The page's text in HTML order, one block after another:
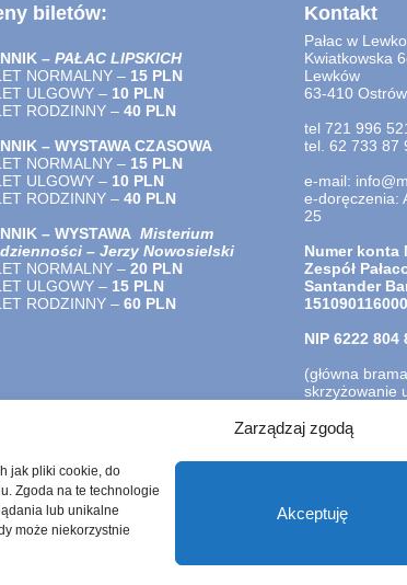
Zarządzaj zgodą
jak pliki cookie, do
Zgoda na te technologie
lub unikalne
może niekorzystnie
Akceptuję
biletów:
– PAŁAC LIPSKICH
NORMALNY – 15 PLN
ULGOWY – 10 PLN
RODZINNY – 40PLN
– WYSTAWA CZASOWA
NORMALNY –15 PLN
ULGOWY –10 PLN
RODZINNY –40PLN
– WYSTAWA Misterium
– Jerzy Nowosielski
NORMALNY – 20 PLN
ULGOWY – 15 PLN
RODZINNY – 60 PLN
Kontakt
Pałac w
Kwiatkowska
Lewków
63-410 Ostrów
tel 721 996
tel. 62 733 87
e-mail:
e-doręczenia:
25
Numer konta
Zespół
Santander
NIP 6222 804
(główna
skrzyżowanie